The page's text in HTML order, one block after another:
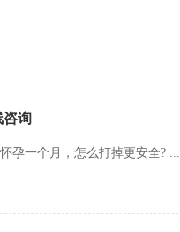
咨询
孕一个月，怎么打掉更安全? ...